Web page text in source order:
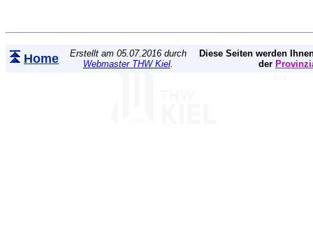
Home
Erstellt am 05.07.2016 durch
Webmaster THW Kiel.
Diese Seiten werden
der